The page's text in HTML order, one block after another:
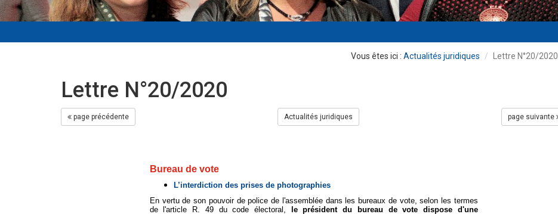
Actualités juridiques Lettre N°20/2020
Lettre N°20/2020
page précédente Actualités juridiques page suivante
Bureau de vote
L’interdiction des prises de photographies
En vertu de son pouvoir de police de l'assemblée dans les bureaux de vote, selon les termes
de l'article R. 49 du code électoral, le président du bureau de vote dispose d'une